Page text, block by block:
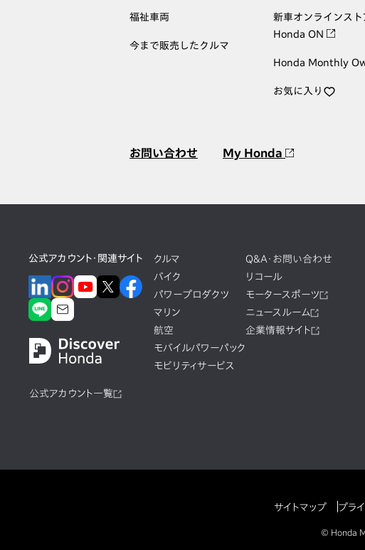
福祉車両
今まで販売したクルマ
新車オンラインスト
Honda ON
Honda Monthly
お気に入り
お問い合わせ My Honda
公式アカウント・関連サイト
公式アカウント一覧
クルマ
バイク
パワープロダクツ
マリン
航空
モバイルパワーパック
モビリティサービス
Q&A・お問い合わせ
リコール
モータースポーツ
ニュースルーム
企業情報サイト
サイトマップ プラ
© Honda